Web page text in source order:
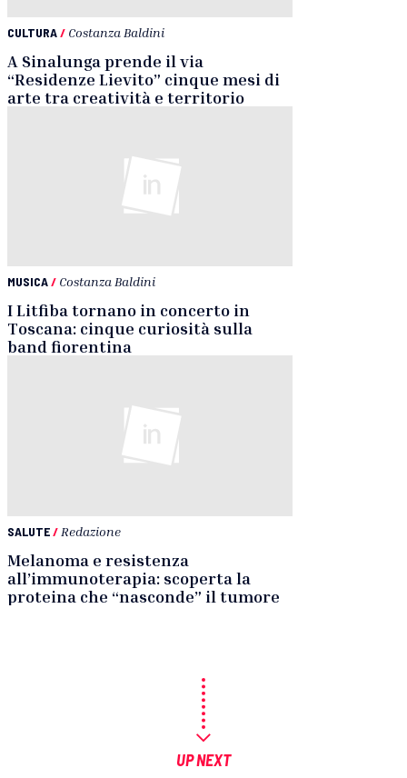
CULTURA/ Costanza Baldini
A Sinalunga prende il via
“Residenze Lievito” cinque mesi di
arte tra creatività e territorio
MUSICA/ Costanza Baldini
I Litfiba tornano in concerto in
Toscana: cinque curiosità sulla
band fiorentina
SALUTE/ Redazione
Melanoma e resistenza
all’immunoterapia: scoperta la
proteina che “nasconde” il tumore
UP NEXT